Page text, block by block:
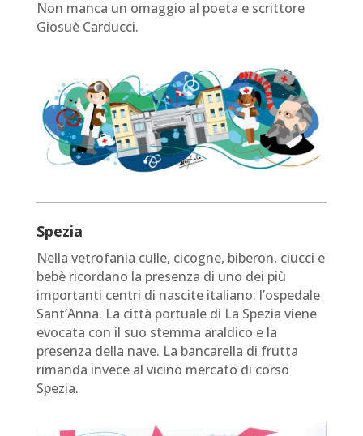
Non manca un omaggio al poeta e scrittore
Giosuè Carducci.
Spezia
Nella vetrofania culle, cicogne, biberon, ciucci e
bebè ricordano la presenza di uno dei più
importanti centri di nascite italiano: l’ospedale
Sant’Anna. La città portuale di La Spezia viene
evocata con il suo stemma araldico e la
presenza della nave. La bancarella di frutta
rimanda invece al vicino mercato di corso
Spezia.